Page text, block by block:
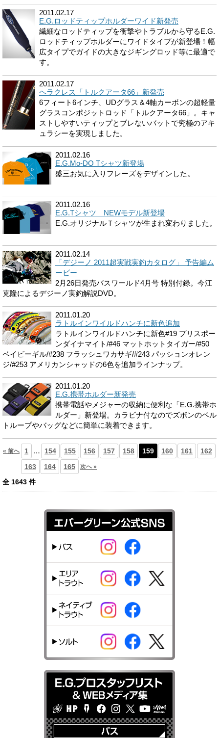
2011.02.17
E.G.ロッドティップホルダーワイド新発売
繊細なロッドティップを衝撃やトラブルから守るE.G.
ロッドティップホルダーにワイドタイプが新登場！幅
広タイプでガイドの大きなジギングロッド等に最適で
す。
2011.02.17
ヘラクレス「トルクアータ66」新発売
6フィート6インチ、UDグラス＆4軸カーボンの超軽量
グラスコンポジットロッド「トルクアータ66」。キャ
ストしやすいティップとブレないバットで究極のアキ
ュラシーを実現しました。
2011.02.16
E.G.Mo-DO Tシャツ新登場
盛三お気に入りフレーズをデザインした。
2011.02.16
E.G.Tシャツ NEWモデル新登場
E.G.オリジナルＴシャツが生まれ変わりました。
2011.02.14
「デジーノ 2011超実戦実釣カタログ」 予告編ム
ービー
2月26日発売バスワールド4月号 特別付録。今江
克隆によるデジーノ実釣解説DVD。
2011.01.20
ラトルインワイルドハンチに新色追加
ラトルインワイルドハンチに新色#19 プリスポー
ンダイナマイト/#46 マットホットタイガー/#50
ベイビーギル/#238 フラッシュワカサギ/#243 パッションオレン
ジ/#253 アメリカンシャッドの6色を追加ラインナップ。
2011.01.20
E.G.携帯ホルダー新発売
携帯電話やメジャーの収納に便利な「E.G.携帯ホ
ルダー」新登場。カラビナ付なのでズボンのベル
トループやバッグなどに簡単に装着できます。
« 前へ 1 … 154 155 156 157 158 159 160 161
162
163
164 165 次へ »
全 1643 件